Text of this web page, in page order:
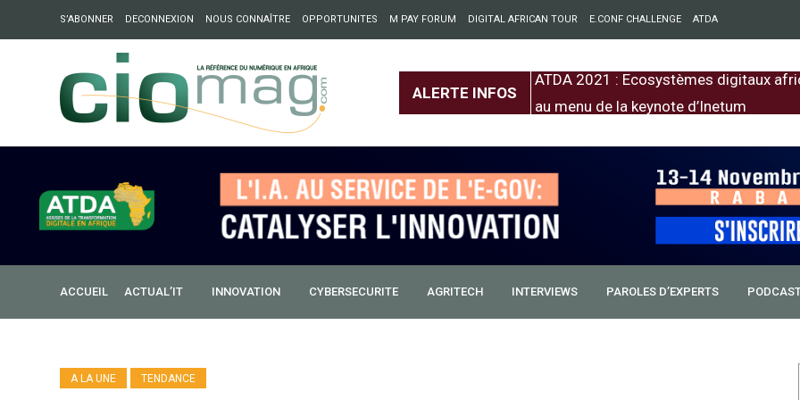
S’ABONNER DECONNEXION NOUS CONNAÎTRE OPPORTUNITES M PAY FORUM DIGITAL AFRICAN TOUR E.CONF CHALLENGE ATDA
ALERTE INFOS
: Partech Shaker lance Chapter54 pour créer des ponts entre l’Europe et
ATDA 2021 : Ecosystèmes digitaux
au menu de la keynote d’Inetum
ACCUEIL ACTUAL’IT INNOVATION CYBERSECURITE AGRITECH INTERVIEWS PAROLES D’EXPERTS
A LA UNE TENDANCE